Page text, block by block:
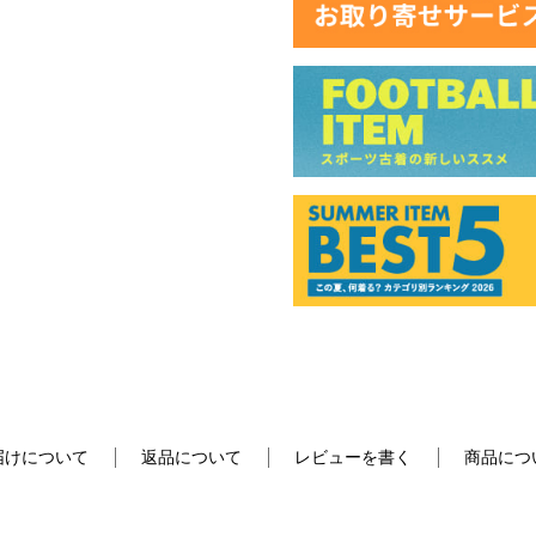
けについて 返品について レビューを書く 商品につ